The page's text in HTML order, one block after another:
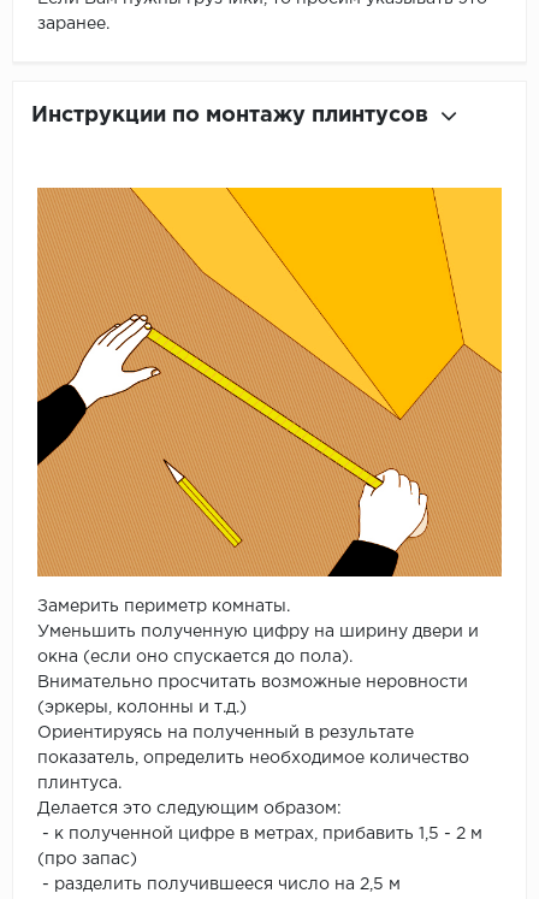
заранее.
Инструкции по монтажу плинтусов
Замерить периметр комнаты.
Уменьшить полученную цифру на ширину двери и
окна (если оно спускается до пола).
Внимательно просчитать возможные неровности
(эркеры, колонны и т.д.)
Ориентируясь на полученный в результате
показатель, определить необходимое количество
плинтуса.
Делается это следующим образом:
- к полученной цифре в метрах, прибавить 1,5 - 2 м
(про запас)
- разделить получившееся число на 2,5 м